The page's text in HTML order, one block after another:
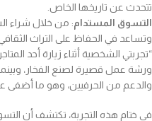
تتحدث عن تاريخها الخاص.
التسوق المستدام: من خلال شراء
وتساعد في الحفاظ على التراث
“تجربتي الشخصية أثناء زيارة أحد
ورشة عمل قصيرة لصنع الفخار،
والدعم من الحرفيين، وهو ما أضفى
في ختام هذه التجربة، تكتشف أن